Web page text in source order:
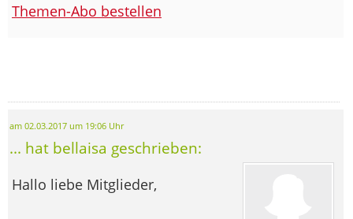
Themen-Abo bestellen
am 02.03.2017 um 19:06 Uhr
... hat bellaisa geschrieben:
Hallo liebe Mitglieder,